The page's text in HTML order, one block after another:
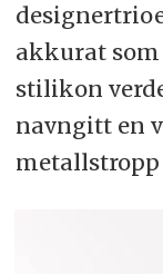
akkurat som
stilikon
navngitt en